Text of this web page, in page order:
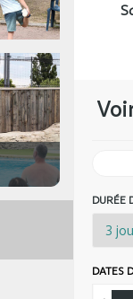
DURÉE
DATES